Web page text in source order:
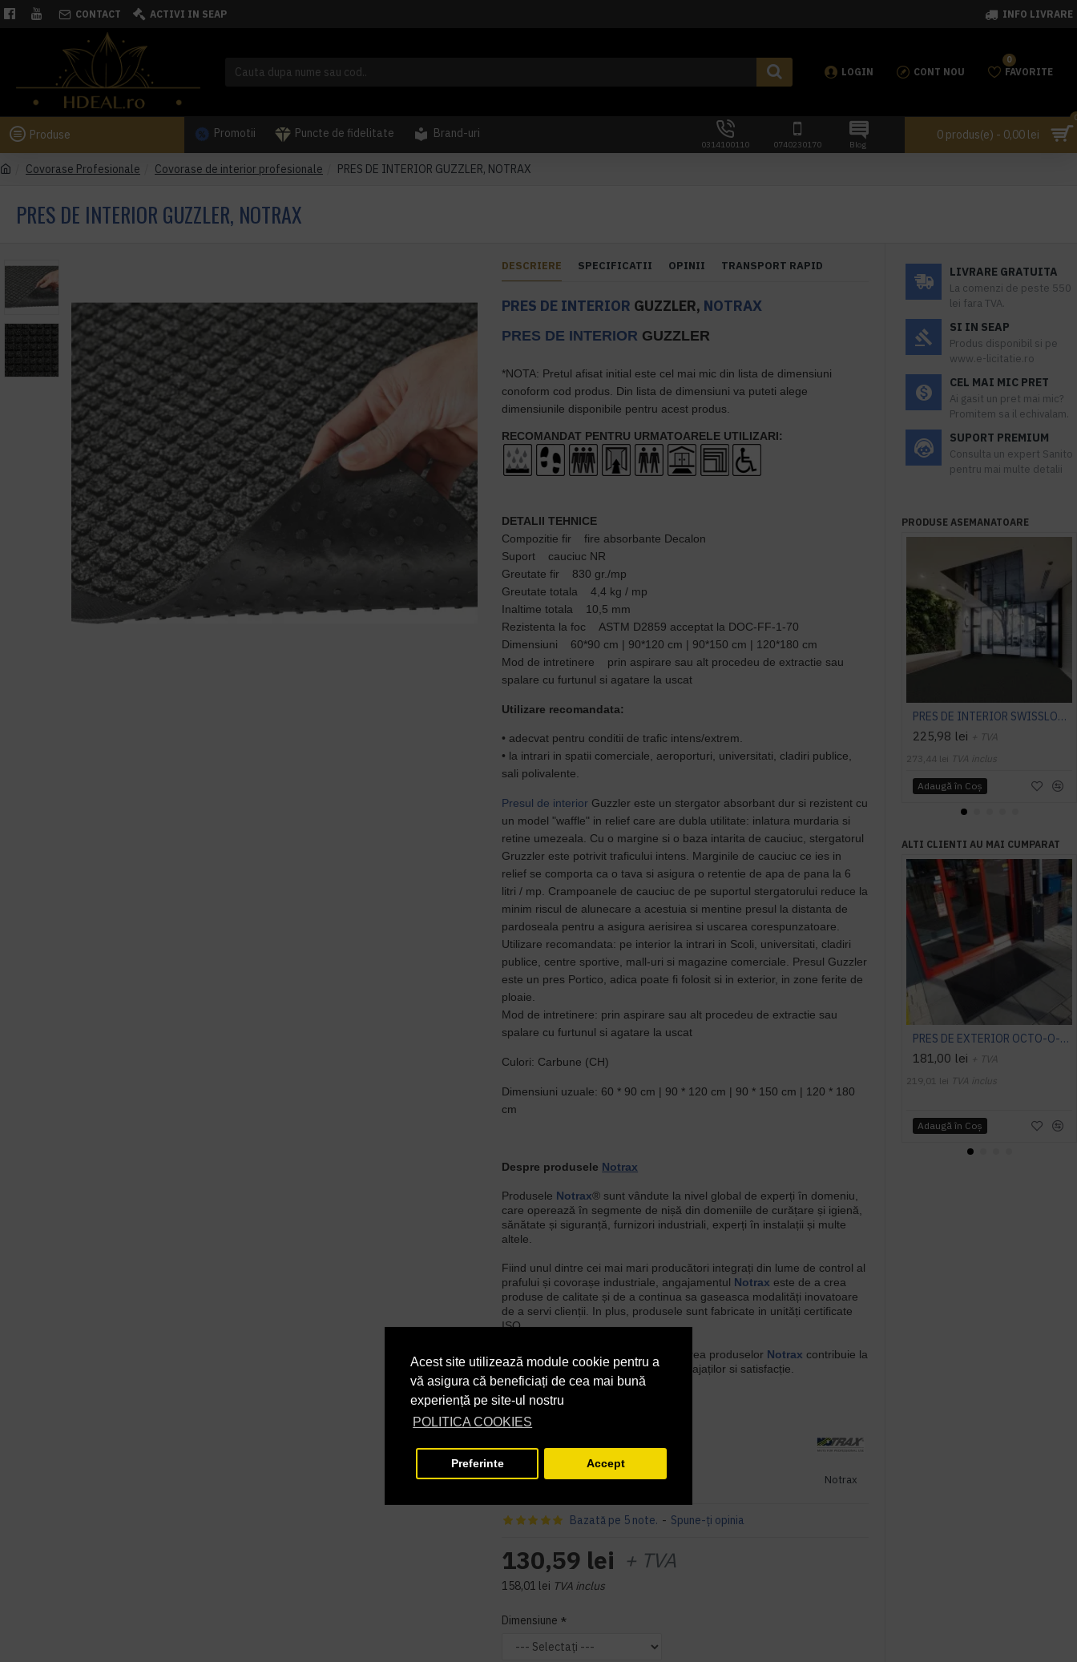
Acest site utilizează module cookie pentru a
vă asigura că beneficiați de cea mai bună
experiență pe site-ul nostru
POLITICA COOKIES
Preferinte Accept
CONTACT ACTIVI IN SEAP INFO LIVRARE
LOGIN CONT NOU FAVORITE
0
Produse Promotii Puncte de fidelitate Brand-uri
0314100110 0740230170 Blog
0 produs(e) - 0,00 lei
Covorase Profesionale Covorase de interior profesionale PRES DE INTERIOR GUZZLER, NOTRAX
PRES DE INTERIOR GUZZLER, NOTRAX
DESCRIERE SPECIFICATII OPINII TRANSPORT RAPID
PRES DE INTERIOR GUZZLER, NOTRAX
PRES DE INTERIOR GUZZLER
*NOTA: Pretul afisat initial este cel mai mic din lista de dimensiuni
conoform cod produs. Din lista de dimensiuni va puteti alege
dimensiunile disponibile pentru acest produs.
RECOMANDAT PENTRU URMATOARELE UTILIZARI:
DETALII TEHNICE
Compozitie fir fire absorbante Decalon
Suport cauciuc NR
Greutate fir 830 gr./mp
Greutate totala 4,4 kg / mp
Inaltime totala 10,5 mm
Rezistenta la foc ASTM D2859 acceptat la DOC-FF-1-70
Dimensiuni 60*90 cm | 90*120 cm | 90*150 cm | 120*180 cm
Mod de intretinere prin aspirare sau alt procedeu de extractie sau
spalare cu furtunul si agatare la uscat
Utilizare recomandata:
• adecvat pentru conditii de trafic intens/extrem.
• la intrari in spatii comerciale, aeroporturi, universitati, cladiri publice,
sali polivalente.
Presul de interior Guzzler este un stergator absorbant dur si rezistent cu
un model "waffle" in relief care are dubla utilitate: inlatura murdaria si
retine umezeala. Cu o margine si o baza intarita de cauciuc, stergatorul
Gruzzler este potrivit traficului intens. Marginile de cauciuc ce ies in
relief se comporta ca o tava si asigura o retentie de apa de pana la 6
litri / mp. Crampoanele de cauciuc de pe suportul stergatorului reduce la
minim riscul de alunecare a acestuia si mentine presul la distanta de
pardoseala pentru a asigura aerisirea si uscarea corespunzatoare.
Utilizare recomandata: pe interior la intrari in Scoli, universitati, cladiri
publice, centre sportive, mall-uri si magazine comerciale. Presul Guzzler
este un pres Portico, adica poate fi folosit si in exterior, in zone ferite de
ploaie.
Mod de intretinere: prin aspirare sau alt procedeu de extractie sau
spalare cu furtunul si agatare la uscat
Culori: Carbune (CH)
Dimensiuni uzuale: 60 * 90 cm | 90 * 120 cm | 90 * 150 cm | 120 * 180
cm
Despre produsele Notrax
Produsele Notrax® sunt vândute la nivel global de experți în domeniu,
care operează în segmente de nișă din domeniile de curățare și igienă,
sănătate și siguranță, furnizori industriali, experți în instalații și multe
altele.
Fiind unul dintre cei mai mari producători integrați din lume de control al
prafului și covorașe industriale, angajamentul Notrax este de a crea
produse de calitate și de a continua sa gaseasca modalități inovatoare
de a servi clienții. In plus, produsele sunt fabricate in unități certificate
ISO.
De la condiții uscate la umede, utilizarea produselor Notrax contribuie la
creșterea productivității, confortul angajaților si satisfacție.
Descarca Fisa Tehnica
DISPONIBILITATE:
Notrax
Bazată pe 5 note. - Spune-ţi opinia
130,59 lei + TVA
158,01 lei TVA inclus
Dimensiune
LIVRARE GRATUITA
La comenzi de peste 550
lei fara TVA.
SI IN SEAP
Produs disponibil si pe
www.e-licitatie.ro
CEL MAI MIC PRET
Ai gasit un pret mai mic?
Promitem sa il echivalam.
SUPORT PREMIUM
Consulta un expert Sanito
pentru mai multe detalii
PRODUSE ASEMANATOARE
PRES DE INTERIOR SWISSLON CLASSIC, NOTRAX
225,98 lei + TVA
273,44 lei TVA inclus
Adaugă în Coş
ALTI CLIENTI AU MAI CUMPARAT
PRES DE EXTERIOR OCTO-O-FLEX, cu rampa perimetrala
181,00 lei + TVA
219,01 lei TVA inclus
Adaugă în Coş